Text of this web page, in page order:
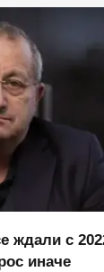
ждали с
иначе